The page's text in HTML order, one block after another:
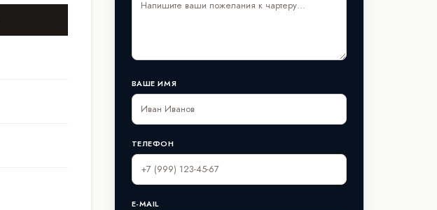
ВАШЕ ИМЯ
ТЕЛЕФОН
E-MAIL